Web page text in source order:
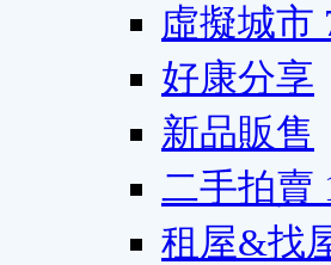
虛擬城市
好康分享
新品販售
二手拍賣
租屋&找